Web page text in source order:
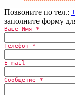
Позвоните по тел.:
заполните форму
Ваше Имя *
Телефон *
E-mail
Сообщение *